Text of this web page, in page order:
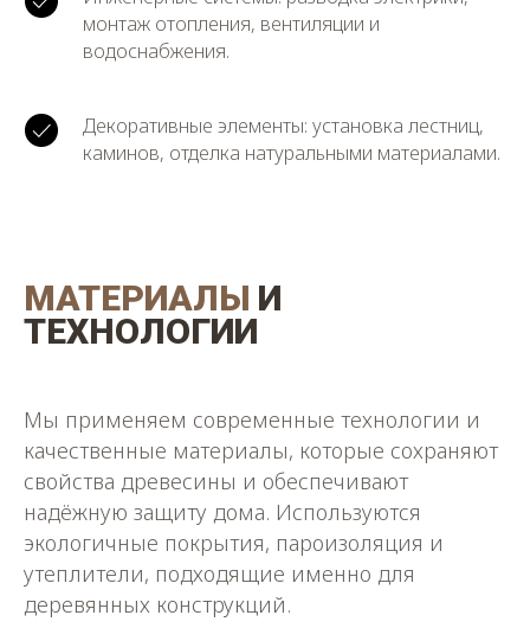
монтаж отопления, вентиляции и
водоснабжения.
Декоративные элементы: установка лестниц,
каминов, отделка натуральными материалами.
МАТЕРИАЛЫ И
ТЕХНОЛОГИИ
Мы применяем современные технологии и
качественные материалы, которые сохраняют
свойства древесины и обеспечивают
надёжную защиту дома. Используются
экологичные покрытия, пароизоляция и
утеплители, подходящие именно для
деревянных конструкций.
РАЗРАБОТКА ДИЗАЙН-